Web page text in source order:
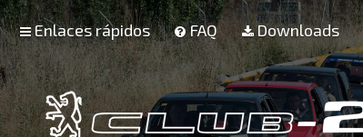
Enlaces rápidos FAQ Downloads